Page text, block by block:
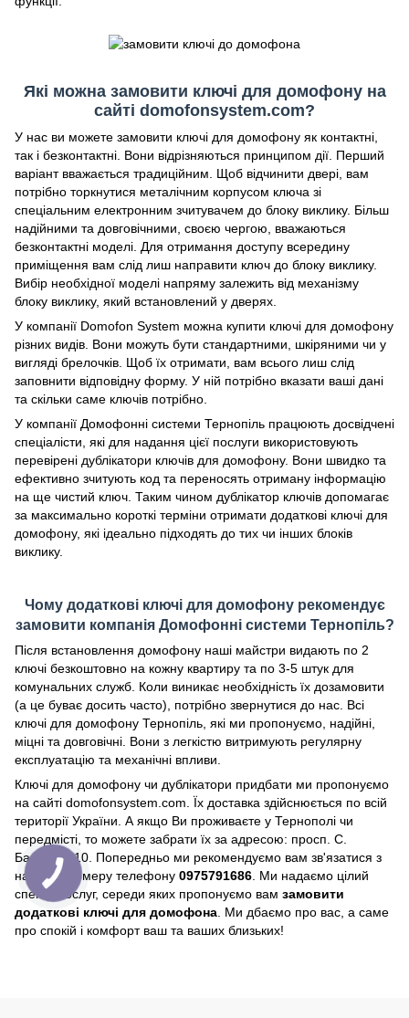
Які можна замовити ключі для домофону на
сайті domofonsystem.com?
У нас ви можете замовити ключі для домофону як контактні,
так і безконтактні. Вони відрізняються принципом дії. Перший
варіант вважається традиційним. Щоб відчинити двері, вам
потрібно торкнутися металічним корпусом ключа зі
спеціальним електронним зчитувачем до блоку виклику. Більш
надійними та довговічними, своєю чергою, вважаються
безконтактні моделі. Для отримання доступу всередину
приміщення вам слід лиш направити ключ до блоку виклику.
Вибір необхідної моделі напряму залежить від механізму
блоку виклику, який встановлений у дверях.
У компанії Domofon System можна купити ключі для домофону
різних видів. Вони можуть бути стандартними, шкіряними чи у
вигляді брелочків. Щоб їх отримати, вам всього лиш слід
заповнити відповідну форму. У ній потрібно вказати ваші дані
та скільки саме ключів потрібно.
У компанії Домофонні системи Тернопіль працюють досвідчені
спеціалісти, які для надання цієї послуги використовують
перевірені дублікатори ключів для домофону. Вони швидко та
ефективно зчитують код та переносять отриману інформацію
на ще чистий ключ. Таким чином дублікатор ключів допомагає
за максимально короткі терміни отримати додаткові ключі для
домофону, які ідеально підходять до тих чи інших блоків
виклику.
Чому додаткові ключі для домофону рекомендує
замовити компанія Домофонні системи Тернопіль?
Після встановлення домофону наші майстри видають по 2
ключі безкоштовно на кожну квартиру та по 3-5 штук для
комунальних служб. Коли виникає необхідність їх дозамовити
(а це буває досить часто), потрібно звернутися до нас. Всі
ключі для домофону Тернопіль, які ми пропонуємо, надійні,
міцні та довговічні. Вони з легкістю витримують регулярну
експлуатацію та механічні впливи.
Ключі для домофону чи дублікатори придбати ми пропонуємо
на сайті domofonsystem.com. Їх доставка здійснюється по всій
території України. А якщо Ви проживаєте у Тернополі чи
передмісті, то можете забрати їх за адресою: просп. С.
Бандери, 10. Попередньо ми рекомендуємо вам зв'язатися з
нами по номеру телефону 0975791686 . Ми надаємо цілий
спектр послуг, середи яких пропонуємо вам замовити
додаткові ключі для домофона . Ми дбаємо про вас, а саме
про спокій і комфорт ваш та ваших близьких!